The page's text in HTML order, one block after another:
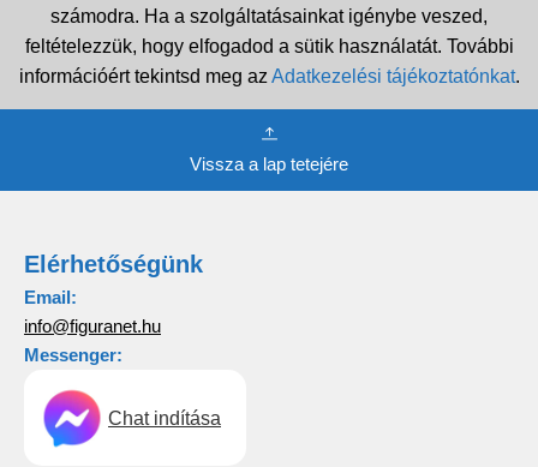
számodra. Ha a szolgáltatásainkat igénybe veszed,
feltételezzük, hogy elfogadod a sütik használatát. További
információért tekintsd meg az Adatkezelési tájékoztatónkat.
Vissza a lap tetejére
Elérhetőségünk
Email:
info@figuranet.hu
Messenger:
Chat indítása